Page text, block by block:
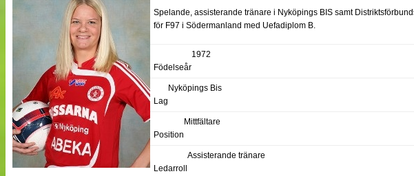
Nyheter
Bloggar
Lagen
Webb-TV
Cuper
Medlemmar
Medlemsbilder
Till klubbkassan
Om oss
NÄTverket
Split vision
Spelande, assisterande tränare i Nyköpings BIS samt
för F97 i Södermanland med Uefadiplom B.
Födelseår
1972
Lag
Nyköpings Bis
Position
Mittfältare
Ledarroll
Assisterande tränare